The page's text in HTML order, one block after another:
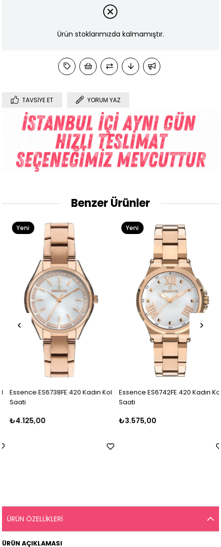
Ürün stoklarımızda kalmamıştır.
TAVSIYE ET YORUM YAZ
Benzer Ürünler
Essence ES6738FE.420 Kadın Kol
Saati
₺4.125,00
Yeni
Essence ES6742FE.420 Kadın Kol
Saati
₺3.575,00
Yeni
ÜRÜN ÖZELLIKLERI
ÜRÜN AÇIKLAMASI